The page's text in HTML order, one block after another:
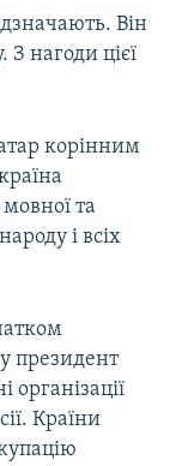
Він
нагоди цієї
корінним
та
і всіх
президент
Країни